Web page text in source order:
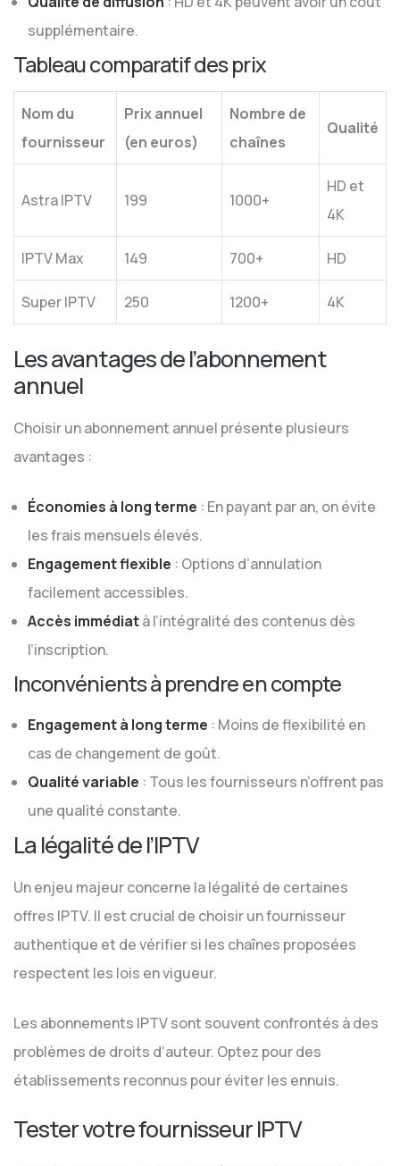
supplémentaire.
Tableau comparatif des prix
Nom du
fournisseur
Prix annuel
(en euros)
Nombre de
chaînes
Qualité
Astra IPTV 199 1000+
HD et
4K
IPTV Max 149 700+ HD
Super IPTV 250 1200+ 4K
Les avantages de l’abonnement
annuel
Choisir un abonnement annuel présente plusieurs
avantages :
Économies à long terme : En payant par an, on évite
les frais mensuels élevés.
Engagement flexible : Options d’annulation
facilement accessibles.
Accès immédiatà l’intégralité des contenus dès
l’inscription.
Inconvénients à prendre en compte
Engagement à long terme : Moins de flexibilité en
cas de changement de goût.
Qualité variable : Tous les fournisseurs n’offrent pas
une qualité constante.
La légalité de l’IPTV
Un enjeu majeur concerne la légalité de certaines
offres IPTV. Il est crucial de choisir un fournisseur
authentique et de vérifier si les chaînes proposées
respectent les lois en vigueur.
Les abonnements IPTV sont souvent confrontés à des
problèmes de droits d’auteur. Optez pour des
établissements reconnus pour éviter les ennuis.
Tester votre fournisseur IPTV